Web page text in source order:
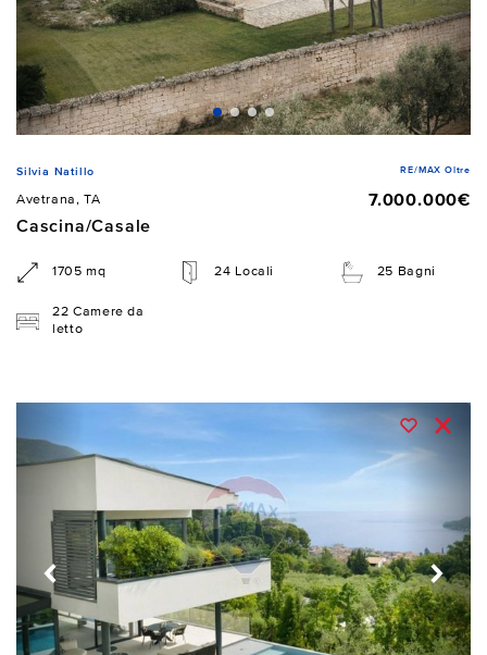
Silvia Natillo RE/MAX Oltre
Avetrana, TA
7.000.000€
Cascina/Casale
1705 mq 24 Locali 25 Bagni
22 Camere da
letto